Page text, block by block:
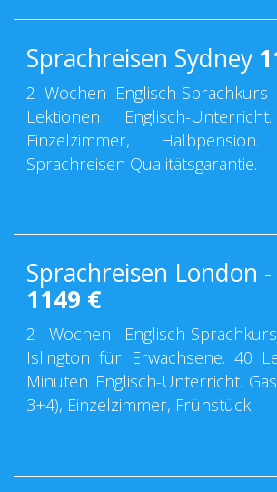
Sprachreisen Sydney
2 Wochen Englisch-Sprachkurs
Lektionen Englisch-
Einzelzimmer,
Sprachreisen Qualitätsgarantie.
Sprachreisen London
1149 €
2 Wochen Englisch-
Islington für Erwachsene. 40
Minuten Englisch-Unterricht.
3+4), Einzelzimmer, Frühstück.